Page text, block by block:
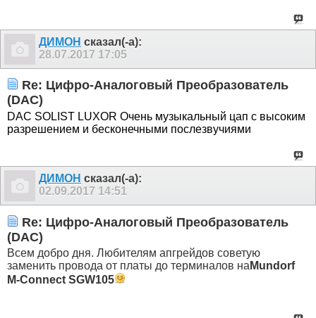
ДИМОН сказал(-а):
28.07.2017 17:05
Re: Цифро-Аналоговый Преобразователь
(DAC)
DAC SOLIST LUXOR Очень музыкальный цап с высоким
разрешением и бесконечными послезвучиями
ДИМОН сказал(-а):
02.09.2017 14:51
Re: Цифро-Аналоговый Преобразователь
(DAC)
Всем добро дня. Любителям апгрейдов советую
заменить провода от платы до терминалов на Mundorf
M-Connect SGW105